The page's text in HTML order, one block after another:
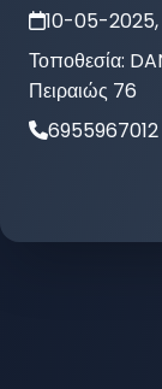
10-05-
Τοποθεσία:
Πειραιώς 76
6955967012